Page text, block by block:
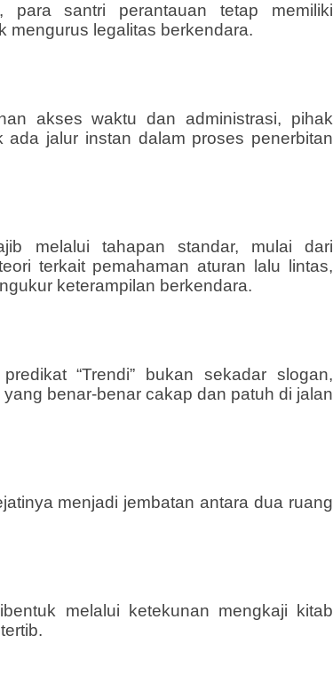
para santri perantauan tetap memiliki
mengurus legalitas berkendara.
akses waktu dan administrasi, pihak
ada jalur instan dalam proses penerbitan
melalui tahapan standar, mulai dari
terkait pemahaman aturan lalu lintas,
keterampilan berkendara.
“Trendi” bukan sekadar slogan,
benar-benar cakap dan patuh di jalan
menjadi jembatan antara dua ruang
melalui ketekunan mengkaji kitab